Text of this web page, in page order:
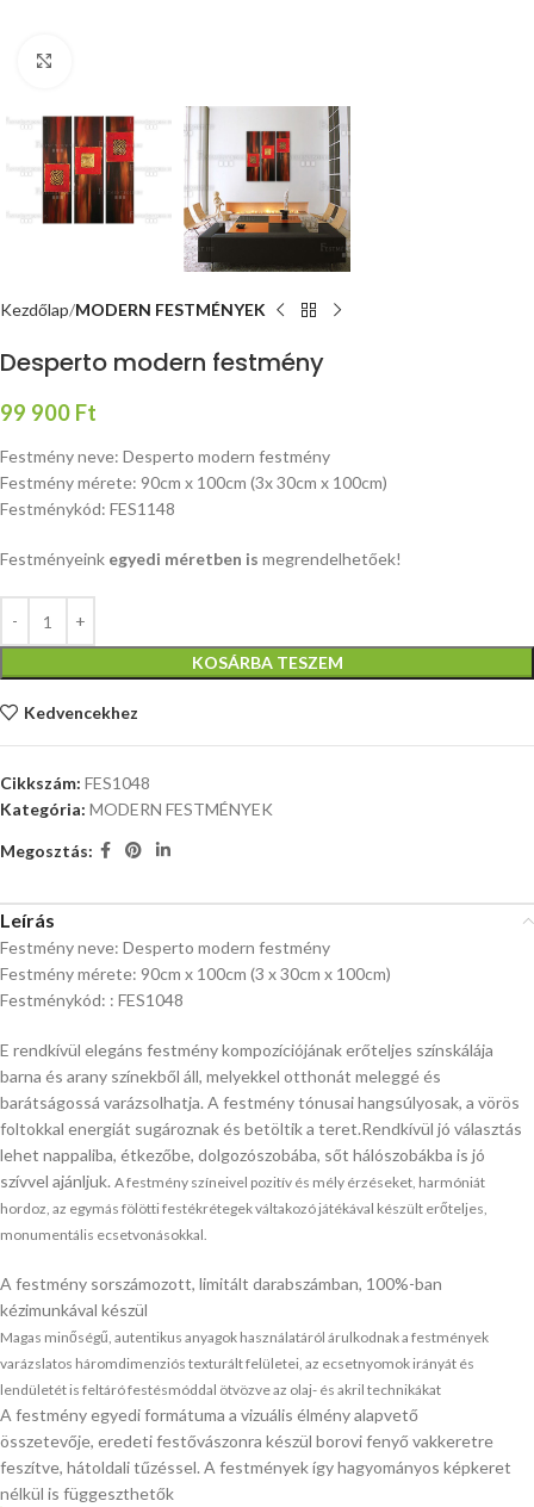
Kezdőlap MODERN FESTMÉNYEK
Desperto modern festmény
99 900 Ft
Festmény neve: Desperto modern festmény
Festmény mérete: 90cm x 100cm (3x 30cm x 100cm)
Festménykód: FES1148
Festményeink egyedi méretben is megrendelhetőek!
KOSÁRBA TESZEM
Kedvencekhez
Cikkszám: FES1048
Kategória: MODERN FESTMÉNYEK
Megosztás:
Leírás
Festmény neve: Desperto modern festmény
Festmény mérete: 90cm x 100cm (3 x 30cm x 100cm)
Festménykód: : FES1048
E rendkívül elegáns festmény kompozíciójának erőteljes színskálája
barna és arany színekből áll, melyekkel otthonát meleggé és
barátságossá varázsolhatja. A festmény tónusai hangsúlyosak, a vörös
foltokkal energiát sugároznak és betöltik a teret.Rendkívül jó választás
lehet nappaliba, étkezőbe, dolgozószobába, sőt hálószobákba is jó
szívvel ajánljuk. A festmény színeivel pozitív és mély érzéseket, harmóniát
hordoz, az egymás fölötti festékrétegek váltakozó játékával készült erőteljes,
monumentális ecsetvonásokkal.
A festmény sorszámozott, limitált darabszámban, 100%-ban
kézimunkával készül
Magas minőségű, autentikus anyagok használatáról árulkodnak a festmények
varázslatos háromdimenziós texturált felületei, az ecsetnyomok irányát és
lendületét is feltáró festésmóddal ötvözve az olaj- és akril technikákat
A festmény egyedi formátuma a vizuális élmény alapvető
összetevője, eredeti festővászonra készül borovi fenyő vakkeretre
feszítve, hátoldali tűzéssel. A festmények így hagyományos képkeret
nélkül is függeszthetők